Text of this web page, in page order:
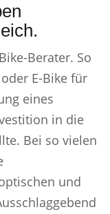
Berater. So
E-Bike für
eines
in die
Bei so vielen
und